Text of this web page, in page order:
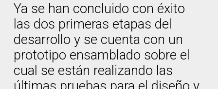
Ya se han concluido con éxito
las dos primeras etapas del
desarrollo y se cuenta con un
prototipo ensamblado sobre el
cual se están realizando las